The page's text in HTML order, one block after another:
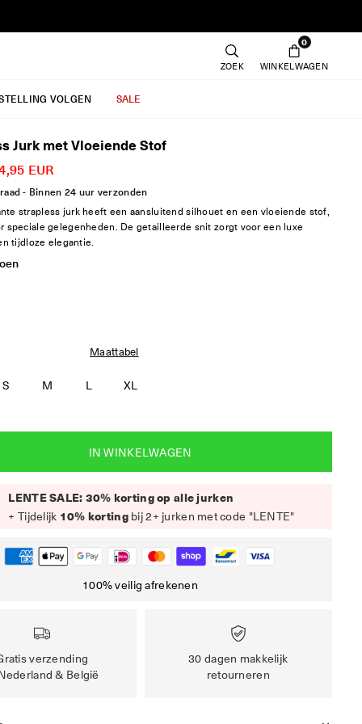
ZOEK
0
WINKELWAGEN
VOLGEN SALE
Jurk met Vloeiende Stof
EUR
- Binnen 24 uur verzonden
strapless jurk heeft een aansluitend silhouet en een vloeiende stof,
speciale gelegenheden. De getailleerde snit zorgt voor een luxe
tijdloze elegantie.
Maattabel
S M L XL
IN WINKELWAGEN
LENTE SALE: 30% korting op alle jurken
+ Tijdelijk 10% kortingbij 2+ jurken met code "LENTE"
100% veilig afrekenen
verzending
& België
30 dagen makkelijk
retourneren